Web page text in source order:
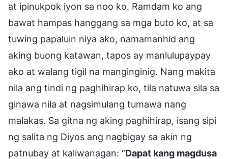
at ipinukpok iyon sa noo ko. Ramdam ko ang
bawat hampas hanggang sa mga buto ko, at sa
tuwing papaluin niya ako, namamanhid ang
aking buong katawan, tapos ay manlulupaypay
ako at walang tigil na manginginig. Nang makita
nila ang tindi ng paghihirap ko, tila natuwa sila sa
ginawa nila at nagsimulang tumawa nang
malakas. Sa gitna ng aking paghihirap, isang sipi
ng salita ng Diyos ang nagbigay sa akin ng
patnubay at kaliwanagan: “Dapat kang magdusa